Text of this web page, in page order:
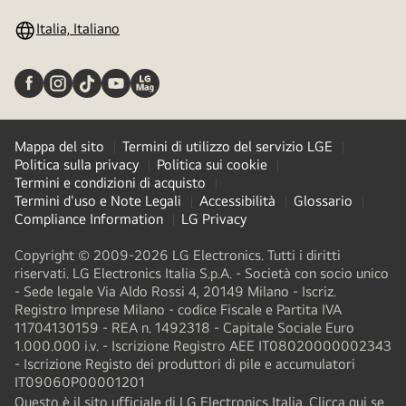
Italia, Italiano
Mappa del sito
Termini di utilizzo del servizio LGE
Politica sulla privacy
Politica sui cookie
Termini e condizioni di acquisto
Termini d'uso e Note Legali
Accessibilità
Glossario
Compliance Information
LG Privacy
Copyright © 2009-2026 LG Electronics. Tutti i diritti
riservati. LG Electronics Italia S.p.A. - Società con socio unico
- Sede legale Via Aldo Rossi 4, 20149 Milano - Iscriz.
Registro Imprese Milano - codice Fiscale e Partita IVA
11704130159 - REA n. 1492318 - Capitale Sociale Euro
1.000.000 i.v. - Iscrizione Registro AEE IT08020000002343​
- Iscrizione Registo dei produttori di pile e accumulatori
IT09060P00001201
Questo è il sito ufficiale di LG Electronics Italia. Clicca qui se